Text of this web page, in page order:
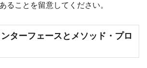
ることを留意してください。
ターフェースとメソッド・プロ